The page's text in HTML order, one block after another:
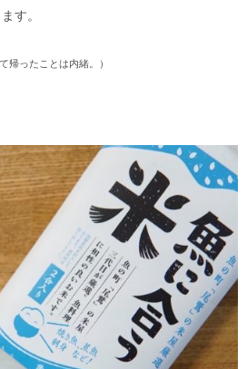
す。
帰ったことは内緒。）